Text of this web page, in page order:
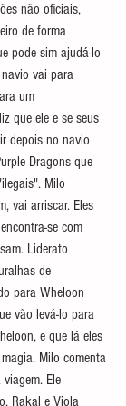
não oficiais,
de forma
pode sim ajudá-lo
vai para
um
que ele e se seus
depois no navio
Dragons que
Milo
vai arriscar. Eles
se com
Liderato
de
para Wheloon
vão levá-lo para
e que lá eles
Milo comenta
Ele
Rakal e Viola